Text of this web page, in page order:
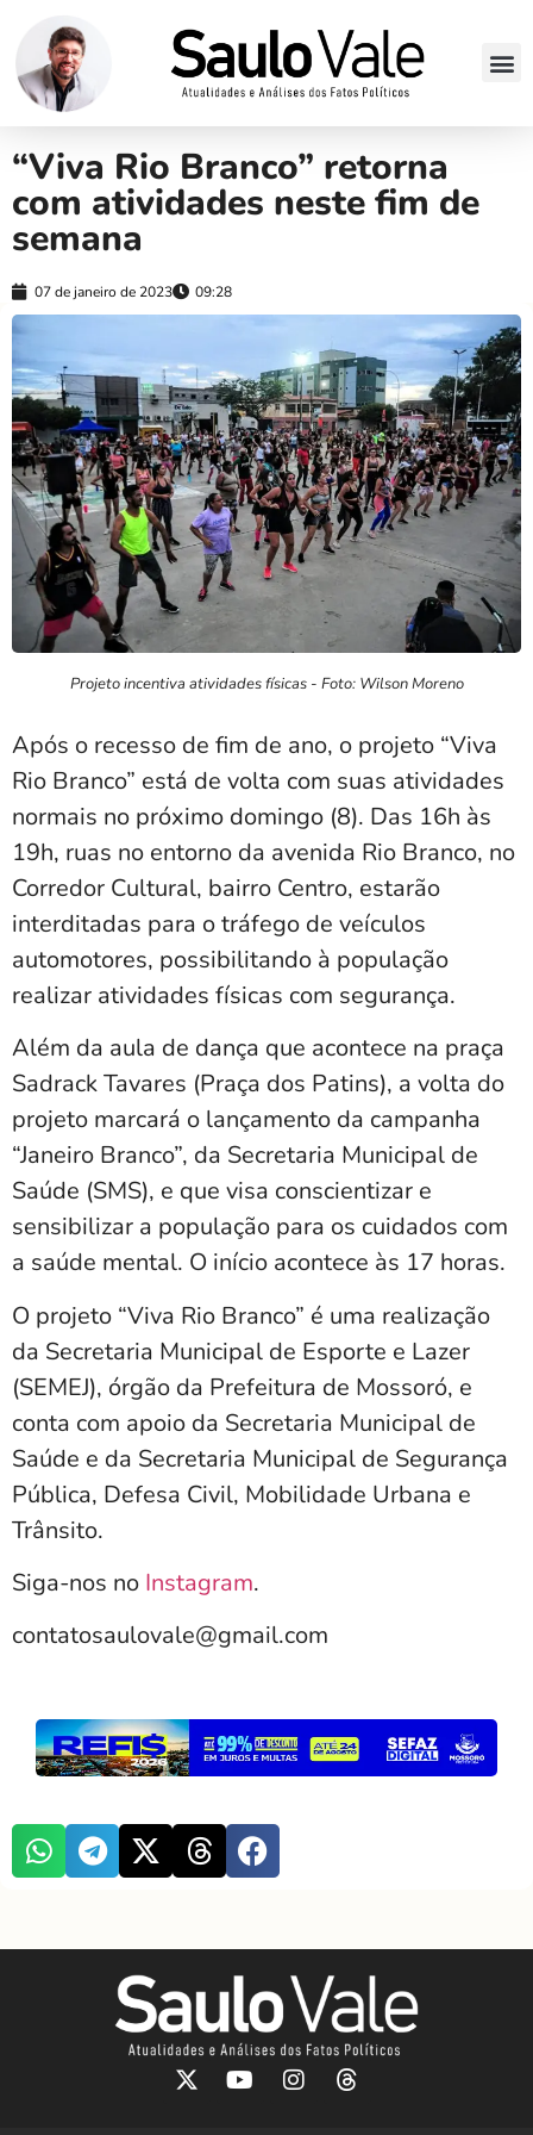
“Viva Rio Branco” retorna
com atividades neste fim de
semana
07 de janeiro de 2023 09:28
Projeto incentiva atividades físicas - Foto: Wilson Moreno
Após o recesso de fim de ano, o projeto “Viva
Rio Branco” está de volta com suas atividades
normais no próximo domingo (8). Das 16h às
19h, ruas no entorno da avenida Rio Branco, no
Corredor Cultural, bairro Centro, estarão
interditadas para o tráfego de veículos
automotores, possibilitando à população
realizar atividades físicas com segurança.
Além da aula de dança que acontece na praça
Sadrack Tavares (Praça dos Patins), a volta do
projeto marcará o lançamento da campanha
“Janeiro Branco”, da Secretaria Municipal de
Saúde (SMS), e que visa conscientizar e
sensibilizar a população para os cuidados com
a saúde mental. O início acontece às 17 horas.
O projeto “Viva Rio Branco” é uma realização
da Secretaria Municipal de Esporte e Lazer
(SEMEJ), órgão da Prefeitura de Mossoró, e
conta com apoio da Secretaria Municipal de
Saúde e da Secretaria Municipal de Segurança
Pública, Defesa Civil, Mobilidade Urbana e
Trânsito.
Siga-nos no Instagram.
contatosaulovale@gmail.com